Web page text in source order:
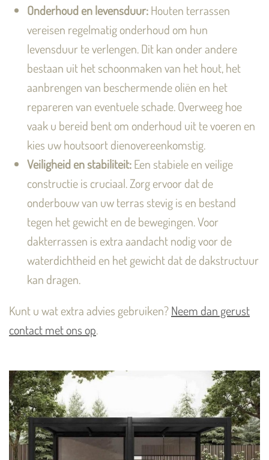
Onderhoud en levensduur:Houten terrassen
vereisen regelmatig onderhoud om hun
levensduur te verlengen. Dit kan onder andere
bestaan uit het schoonmaken van het hout, het
aanbrengen van beschermende oliën en het
repareren van eventuele schade. Overweeg hoe
vaak u bereid bent om onderhoud uit te voeren en
kies uw houtsoort dienovereenkomstig.
Veiligheid en stabiliteit:Een stabiele en veilige
constructie is cruciaal. Zorg ervoor dat de
onderbouw van uw terras stevig is en bestand
tegen het gewicht en de bewegingen. Voor
dakterrassen is extra aandacht nodig voor de
waterdichtheid en het gewicht dat de dakstructuur
kan dragen.
Kunt u wat extra advies gebruiken?Neem dan gerust
contact met ons op.